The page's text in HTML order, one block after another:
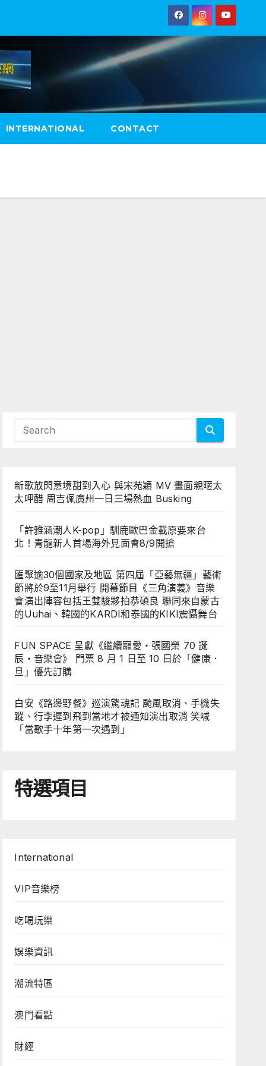
INTERNATIONAL CONTACT
新歌放閃意境甜到入心 與宋苑穎 MV 畫面親暱太
太呷醋 周吉佩廣州一日三場熱血 Busking
「許雅涵潮人K-pop」馴鹿歐巴金載原要來台
北！青龍新人首場海外見面會8/9開搶
匯聚逾30個國家及地區 第四屆「亞藝無疆」藝術
節將於9至11月舉行 開幕節目《三角演義》音樂
會演出陣容包括王雙駿夥拍恭碩良 聯同來自蒙古
的Uuhai、韓國的KARDI和泰國的KIKI震懾舞台
FUN SPACE 呈獻《繼續寵愛・張國榮 70 誕
辰・音樂會》 門票 8 月 1 日至 10 日於「健康．
旦」優先訂購
白安《路邊野餐》巡演驚魂記 颱風取消、手機失
蹤、行李遲到飛到當地才被通知演出取消 笑喊
「當歌手十年第一次遇到」
特選項目
International
VIP音樂榜
吃喝玩樂
娛樂資訊
潮流特區
澳門看點
財經